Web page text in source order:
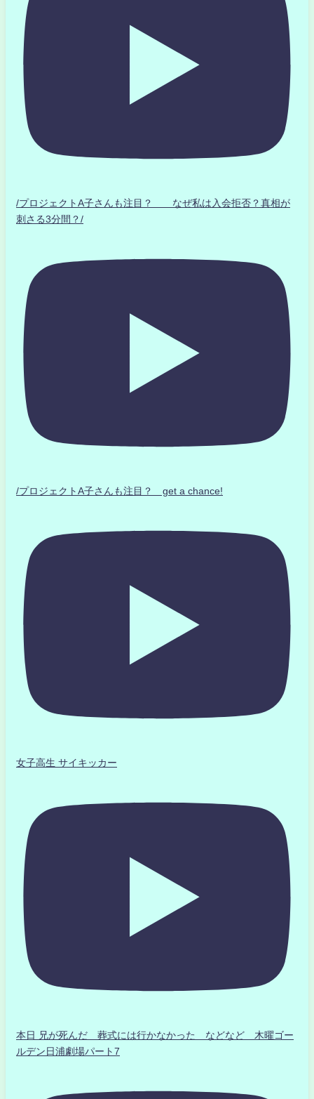
/プロジェクトA子さんも注目？ なぜ私は入会拒否？真相が
刺さる3分間？/
/プロジェクトA子さんも注目？ get a chance!
女子高生 サイキッカー
本日 兄が死んだ 葬式には行かなかった などなど 木曜ゴー
ルデン日浦劇場パート7